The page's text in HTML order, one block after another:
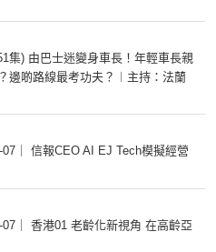
集) 由巴士迷變身車長！年輕車長親
邊啲路線最考功夫？︱主持：法蘭
07｜ 信報CEO AI EJ Tech模擬經營
07｜ 香港01 老齡化新視角 在高齡亞